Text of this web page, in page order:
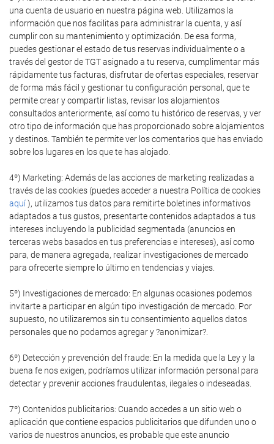
una cuenta de usuario en nuestra página web. Utilizamos la
información que nos facilitas para administrar la cuenta, y así
cumplir con su mantenimiento y optimización. De esa forma,
puedes gestionar el estado de tus reservas individualmente o a
través del gestor de TGT asignado a tu reserva, cumplimentar más
rápidamente tus facturas, disfrutar de ofertas especiales, reservar
de forma más fácil y gestionar tu configuración personal, que te
permite crear y compartir listas, revisar los alojamientos
consultados anteriormente, así como tu histórico de reservas, y ver
otro tipo de información que has proporcionado sobre alojamientos
y destinos. También te permite ver los comentarios que has enviado
sobre los lugares en los que te has alojado.
4º) Marketing: Además de las acciones de marketing realizadas a
través de las cookies (puedes acceder a nuestra Política de cookies
aquí), utilizamos tus datos para remitirte boletines informativos
adaptados a tus gustos, presentarte contenidos adaptados a tus
intereses incluyendo la publicidad segmentada (anuncios en
terceras webs basados en tus preferencias e intereses), así como
para, de manera agregada, realizar investigaciones de mercado
para ofrecerte siempre lo último en tendencias y viajes.
5º) Investigaciones de mercado: En algunas ocasiones podemos
invitarte a participar en algún tipo investigación de mercado. Por
supuesto, no utilizaremos sin tu consentimiento aquellos datos
personales que no podamos agregar y ?anonimizar?.
6º) Detección y prevención del fraude: En la medida que la Ley y la
buena fe nos exigen, podríamos utilizar información personal para
detectar y prevenir acciones fraudulentas, ilegales o indeseadas.
7º) Contenidos publicitarios: Cuando accedes a un sitio web o
aplicación que contiene espacios publicitarios que difunden uno o
varios de nuestros anuncios, es probable que este anuncio